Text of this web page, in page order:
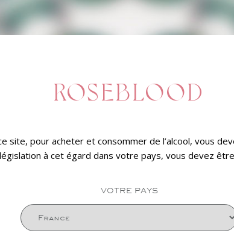
ROSEBLOOD
site, pour acheter et consommer de l’alcool, vous
législation à cet égard dans votre pays, vous devez
VOTRE PAYS
société par actions simplifiée, au capital de 934
: 376 720 017